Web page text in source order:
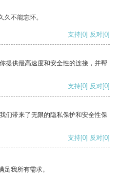
不能忘怀。
支持[0] 反对[0]
提供最高速度和安全性的连接，并帮
支持[0] 反对[0]
们带来了无限的隐私保护和安全性保
支持[0] 反对[0]
我所有需求。